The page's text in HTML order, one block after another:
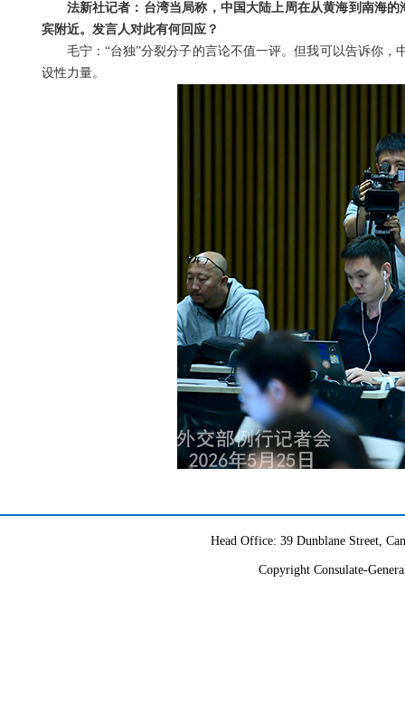
法新社记者：台湾当局称，中国大陆上周在从黄海到南海
宾附近。发言人对此有何回应？
毛宁：“台独”分裂分子的言论不值一评。但我可以告诉你
设性力量。
Head Office: 39 Dunblane Street,
Copyright Consulate-